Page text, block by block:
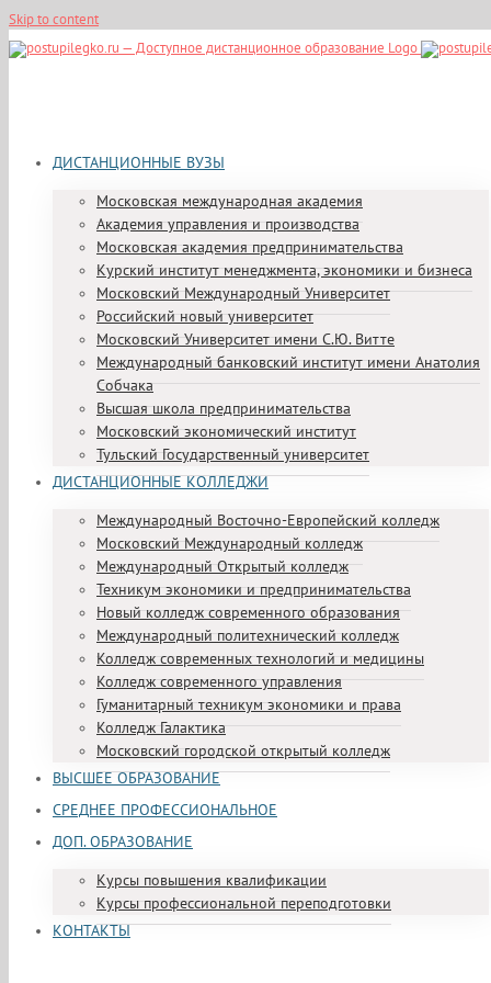
Skip to content
ДИСТАНЦИОННЫЕ ВУЗЫ
Московская международная академия
Академия управления и производства
Московская академия предпринимательства
Курский институт менеджмента, экономики и бизнеса
Московский Международный Университет
Российский новый университет
Московский Университет имени С.Ю. Витте
Международный банковский институт имени Анатолия
Собчака
Высшая школа предпринимательства
Московский экономический институт
Тульский Государственный университет
ДИСТАНЦИОННЫЕ КОЛЛЕДЖИ
Международный Восточно-Европейский колледж
Московский Международный колледж
Международный Открытый колледж
Техникум экономики и предпринимательства
Новый колледж современного образования
Международный политехнический колледж
Колледж современных технологий и медицины
Колледж современного управления
Гуманитарный техникум экономики и права
Колледж Галактика
Московский городской открытый колледж
ВЫСШЕЕ ОБРАЗОВАНИЕ
СРЕДНЕЕ ПРОФЕССИОНАЛЬНОЕ
ДОП. ОБРАЗОВАНИЕ
Курсы повышения квалификации
Курсы профессиональной переподготовки
КОНТАКТЫ